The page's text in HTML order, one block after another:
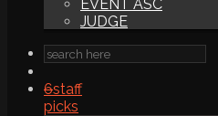
EVENT ASC
JUDGE
6staff
picks